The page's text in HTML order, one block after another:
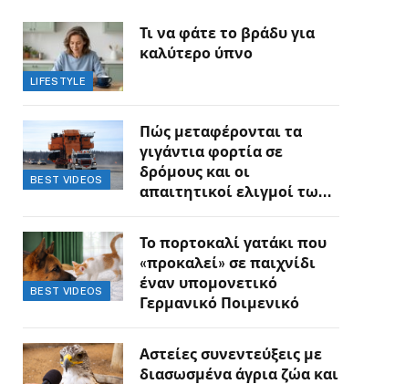
LIFESTYLE
Τι να φάτε το βράδυ για
καλύτερο ύπνο
BEST VIDEOS
Πώς μεταφέρονται τα
γιγάντια φορτία σε
δρόμους και οι
απαιτητικοί ελιγμοί των
BEST VIDEOS
Το πορτοκαλί γατάκι που
«προκαλεί» σε παιχνίδι
έναν υπομονετικό
Γερμανικό Ποιμενικό
Αστείες συνεντεύξεις με
διασωσμένα άγρια ζώα και